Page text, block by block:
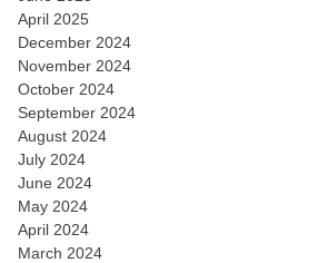
April 2025
December 2024
November 2024
October 2024
September 2024
August 2024
July 2024
June 2024
May 2024
April 2024
March 2024